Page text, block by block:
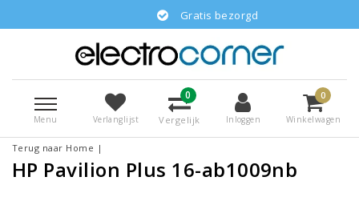
Gratis bezorgd
Menu Verlanglijst
0
Vergelijk Inloggen
0
Winkelwagen
Terug naar Home |
HP Pavilion Plus 16-ab1009nb